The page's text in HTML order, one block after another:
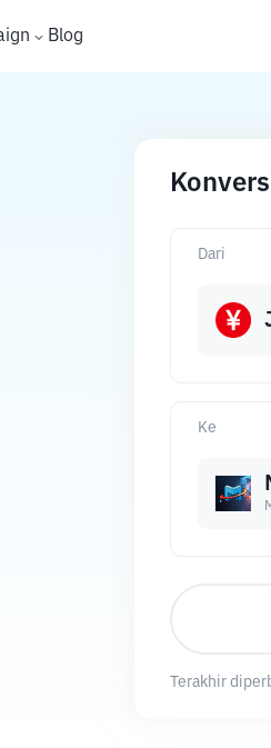
Blog
Ke
Dari
Terakhir